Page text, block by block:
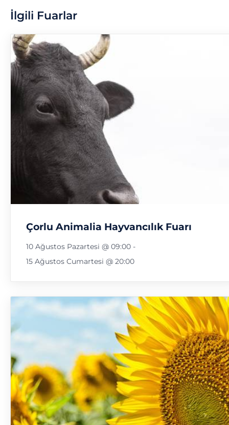
İlgili Fuarlar
Çorlu Animalia Hayvancılık Fuarı
10 Ağustos Pazartesi @ 09:00 -
15 Ağustos Cumartesi @ 20:00